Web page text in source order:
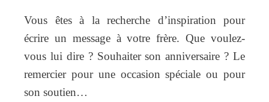
Vous êtes à la recherche d’inspiration pour
écrire un message à votre frère. Que voulez-
vous lui dire ? Souhaiter son anniversaire ? Le
remercier pour une occasion spéciale ou pour
son soutien…